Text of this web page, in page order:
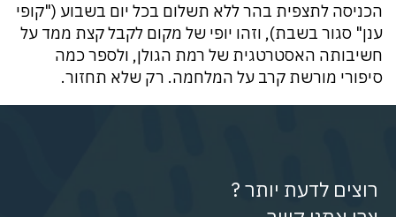
הכניסה לתצפית בהר ללא תשלום בכל יום בשבוע ("קופי
ענן" סגור בשבת), וזהו יופי של מקום לקבל קצת ממד על
חשיבותה האסטרטגית של רמת הגולן, ולספר כמה
סיפורי מורשת קרב על המלחמה. רק שלא תחזור.
רוצים לדעת יותר ?